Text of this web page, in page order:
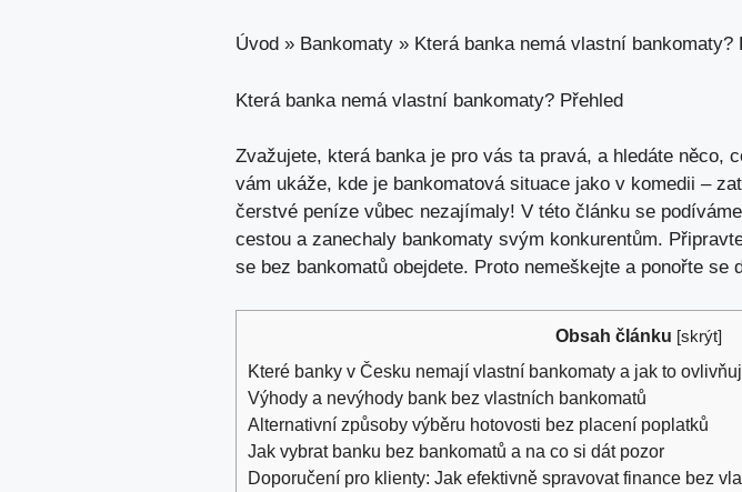
Úvod » Bankomaty » Která banka nemá vlastní bankomaty?
Která banka nemá vlastní bankomaty? Přehled
Zvažujete, která banka je pro vás ta pravá, a hledáte něco,
vám ukáže, kde je bankomatová situace jako v komedii –
čerstvé peníze vůbec nezajímaly! V této článku se
cestou a zanechaly bankomaty svým konkurentům.
se bez bankomatů obejdete. Proto nemeškejte a ponořte se
Obsah článku [skrýt]
Které banky v Česku nemají vlastní bankomaty a jak to
Výhody a nevýhody bank bez vlastních bankomatů
Alternativní způsoby výběru hotovosti bez placení poplatků
Jak vybrat banku bez bankomatů a na co si dát pozor
Doporučení pro klienty: Jak efektivně spravovat finance bez